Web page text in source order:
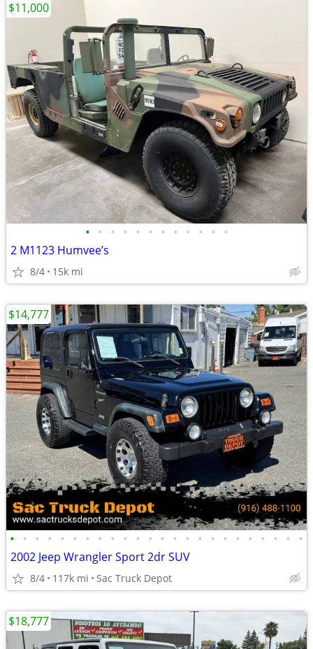
• • • • • • • • • • • •
2 M1123 Humvee’s
8/4 15k mi
$11,000
• • • • • • • • • • • • • • • • • • • • • • • •
2002 Jeep Wrangler Sport 2dr SUV
8/4 117k mi Sac Truck Depot
$14,777
$18,777